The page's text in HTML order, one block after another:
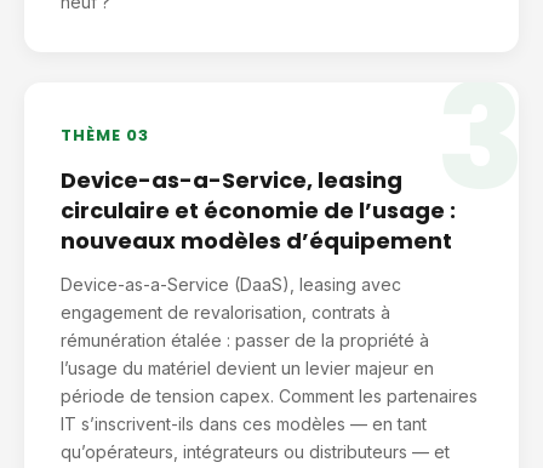
THÈME 03
Device-as-a-Service, leasing
circulaire et économie de l’usage :
nouveaux modèles d’équipement
Device-as-a-Service (DaaS), leasing avec
engagement de revalorisation, contrats à
rémunération étalée : passer de la propriété à
l’usage du matériel devient un levier majeur en
période de tension capex. Comment les partenaires
IT s’inscrivent-ils dans ces modèles — en tant
qu’opérateurs, intégrateurs ou distributeurs — et